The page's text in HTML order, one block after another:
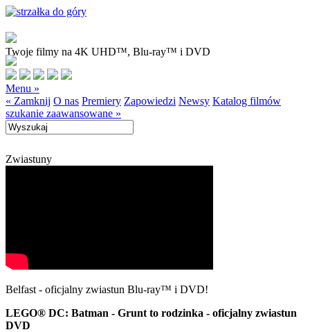
Twoje filmy na 4K UHD™, Blu-ray™ i DVD
Menu »
« Zamknij O nas Premiery Zapowiedzi Newsy Katalog filmów
szukanie zaawansowane »
Zwiastuny
Belfast - oficjalny zwiastun Blu-ray™ i DVD!
LEGO® DC: Batman - Grunt to rodzinka - oficjalny zwiastun
DVD